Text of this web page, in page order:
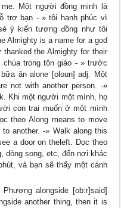
Một người đồng minh là
trợ bạn - » tôi hạnh phúc vì
ý kiến tương đồng như tôi
Almighty is a name for a god
the Almighty for their
trong tôn giáo - » trước
ăn alone [oloun] adj. Một
not with another person. -»
Khi một người một mình, họ
con trai muốn ở một mình
theo Along means to move
another. -» Walk along this
a door on theleft. Dọc theo
dòng song, etc, đến nơi khác
và bạn sẽ thấy một cánh
alongside [ob:r]said]
another thing, then it is